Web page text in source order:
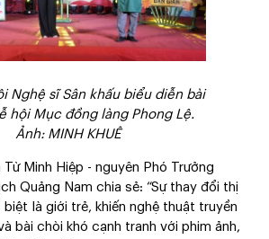
Nghệ sĩ Sân khấu biểu diễn bài
hội Mục đồng làng Phong Lệ.
Ảnh: MINH KHUÊ
Từ Minh Hiệp - nguyên Phó Trưởng
Quảng Nam chia sẻ: “Sự thay đổi thị
biệt là giới trẻ, khiến nghệ thuật truyền
bài chòi khó cạnh tranh với phim ảnh,